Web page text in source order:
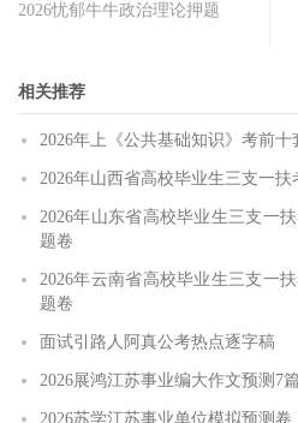
2026忧郁牛牛政治理论押题
相关推荐
2026年上《公共基础知识》考前十
2026年山西省高校毕业生三支一
2026年山东省高校毕业生三支一
题卷
2026年云南省高校毕业生三支一
题卷
面试引路人阿真公考热点逐字稿
2026展鸿江苏事业编大作文预测7篇
2026苏学江苏事业单位模拟预测卷